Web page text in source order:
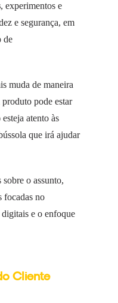
, experimentos e
e segurança, em
de
muda de maneira
pode estar
atento às
que irá ajudar
sobre o assunto,
focadas no
e o enfoque
Cliente